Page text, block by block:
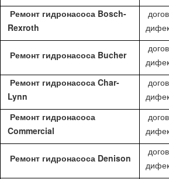
Ремонт гидронасоса Bosch-
Rexroth
Ремонт гидронасоса Bucher
Ремонт гидронасоса Char-
Lynn
Ремонт гидронасоса
Commercial
Ремонт гидронасоса Denison